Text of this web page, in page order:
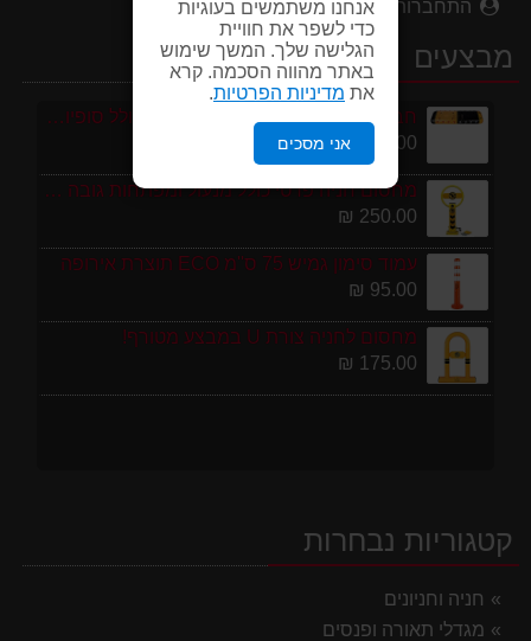
אנחנו משתמשים בעוגיות
כדי לשפר את חוויית
הגלישה שלך. המשך שימוש
באתר מהווה הסכמה. קרא
את מדיניות הפרטיות.
אני מסכים
התחברות
מבצעים
חבילת 1 מטר פסי האטה 10 קמ''ש כולל סופיות מפלסטיק
199.00 ₪
מחסום חניה פרטי כולל מנעול ומפתחות גובה 70 ס"מ
250.00 ₪
עמוד סימון גמיש 75 ס''מ ECO תוצרת אירופה
95.00 ₪
מחסום לחניה צורת U במבצע מטורף!
175.00 ₪
קטגוריות נבחרות
חניה וחניונים
מגדלי תאורה ופנסים